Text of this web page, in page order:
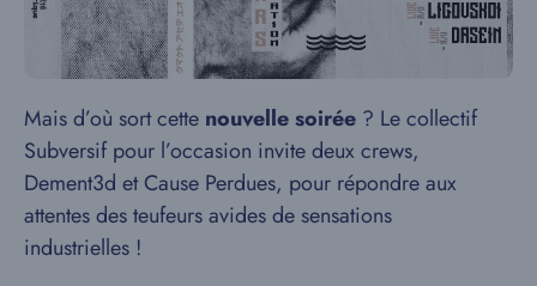
Mais d’où sort cette nouvelle soirée ? Le collectif
Subversif pour l’occasion invite deux crews,
Dement3d et Cause Perdues, pour répondre aux
attentes des teufeurs avides de sensations
industrielles !